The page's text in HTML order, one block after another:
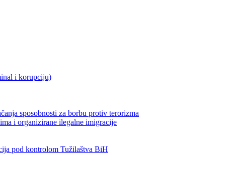
i korupciju)
sposobnosti za borbu protiv terorizma
i organizirane ilegalne imigracije
pod kontrolom Tužilaštva BiH